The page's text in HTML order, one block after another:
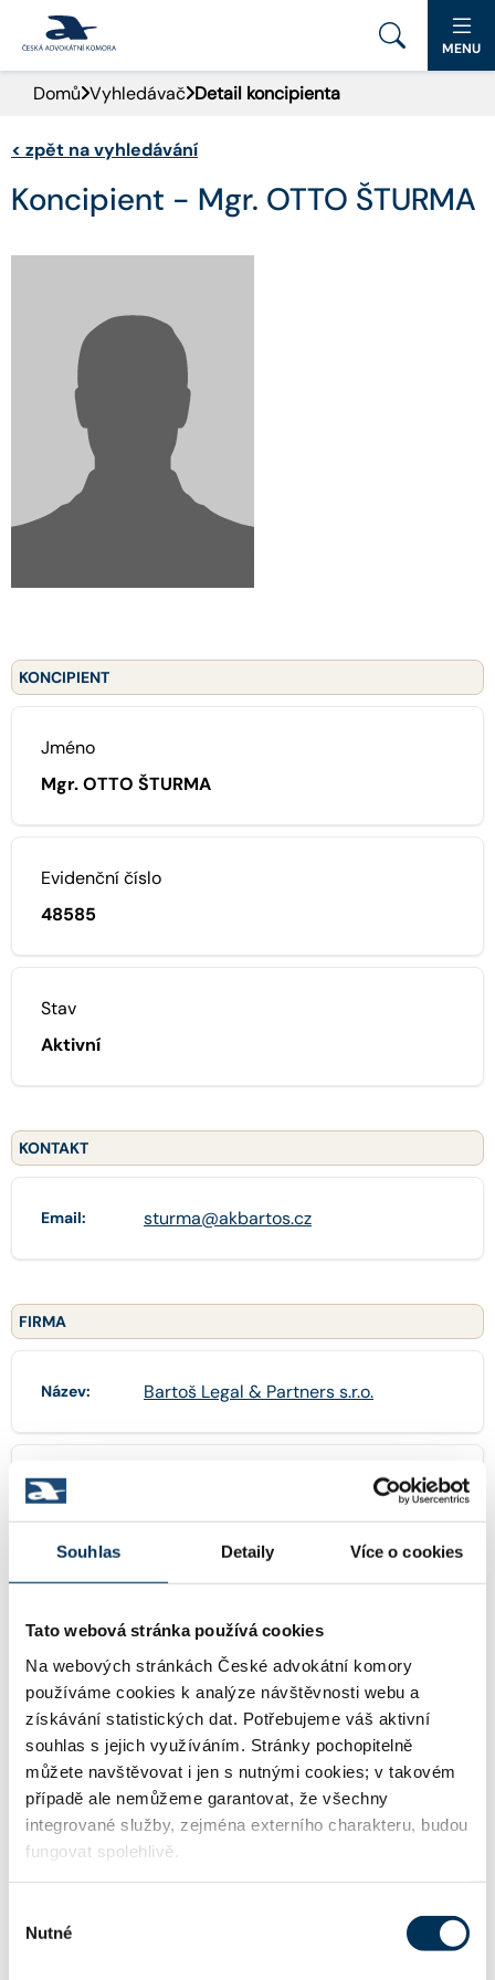
Souhlas Detaily Více o cookies
Tato webová stránka používá cookies
Na webových stránkách České advokátní komory
používáme cookies k analýze návštěvnosti webu a
získávání statistických dat. Potřebujeme váš aktivní
souhlas s jejich využíváním. Stránky pochopitelně
můžete navštěvovat i jen s nutnými cookies; v takovém
případě ale nemůžeme garantovat, že všechny
integrované služby, zejména externího charakteru, budou
fungovat spolehlivě.
souhlasu
Nutné
PORTÁL ČAK
DOMŮ
AKTUALITY
PRO VEŘEJNOST
ADVOKÁTNÍ DENÍK
KONTAKT
MENU
Domů Vyhledávač Detail koncipienta
< zpět na vyhledávání
Koncipient - Mgr. OTTO ŠTURMA
KONCIPIENT
Jméno
Mgr. OTTO ŠTURMA
Evidenční číslo
48585
Stav
Aktivní
KONTAKT
Email: sturma@akbartos.cz
FIRMA
Název: Bartoš Legal & Partners s.r.o.
IČO:
Adresa: Bílinská 1147/1 , 40001 Ústí nad Labem
WWW: http://www.akbartos.cz
Email: info@akbartos.cz
Telefon: +420773705728